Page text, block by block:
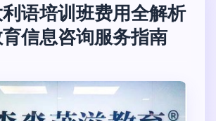
语培训班费用全解析
信息咨询服务指南